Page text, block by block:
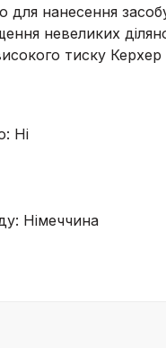
для нанесення
невеликих
тиску Керхер
Ні
Німеччина